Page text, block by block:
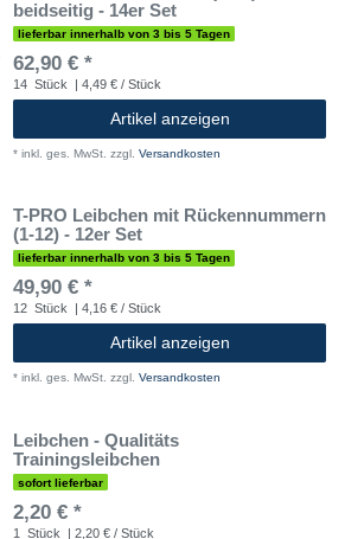
beidseitig - 14er Set
lieferbar innerhalb von 3 bis 5 Tagen
62,90 € *
14 Stück | 4,49 € / Stück
Artikel anzeigen
* inkl. ges. MwSt. zzgl. Versandkosten
T-PRO Leibchen mit Rückennummern
(1-12) - 12er Set
lieferbar innerhalb von 3 bis 5 Tagen
49,90 € *
12 Stück | 4,16 € / Stück
Artikel anzeigen
* inkl. ges. MwSt. zzgl. Versandkosten
Leibchen - Qualitäts
Trainingsleibchen
sofort lieferbar
2,20 € *
1 Stück | 2,20 € / Stück